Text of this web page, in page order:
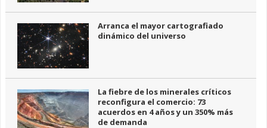
Arranca el mayor cartografiado
dinámico del universo
La fiebre de los minerales críticos
reconfigura el comercio: 73
acuerdos en 4 años y un 350% más
de demanda